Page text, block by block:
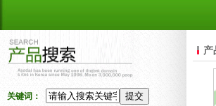
关键词：
产